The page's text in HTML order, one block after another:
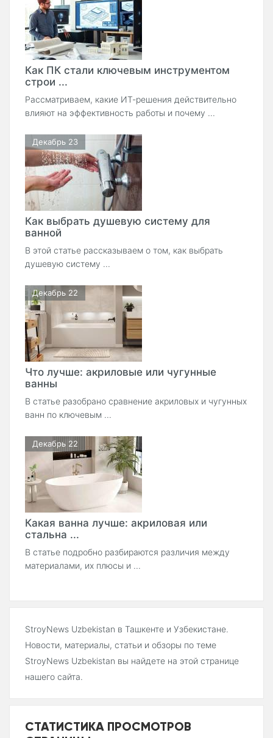
Как ПК стали ключевым инструментом
строи ...
Рассматриваем, какие ИТ-решения действительно
влияют на эффективность работы и почему ...
Декабрь 23
Как выбрать душевую систему для
ванной
В этой статье рассказываем о том, как выбрать
душевую систему ...
Декабрь 22
Что лучше: акриловые или чугунные
ванны
В статье разобрано сравнение акриловых и чугунных
ванн по ключевым ...
Декабрь 22
Какая ванна лучше: акриловая или
стальна ...
В статье подробно разбираются различия между
материалами, их плюсы и ...
StroyNews Uzbekistan в Ташкенте и Узбекистане.
Новости, материалы, статьи и обзоры по теме
StroyNews Uzbekistan вы найдете на этой странице
нашего сайта.
СТАТИСТИКА ПРОСМОТРОВ